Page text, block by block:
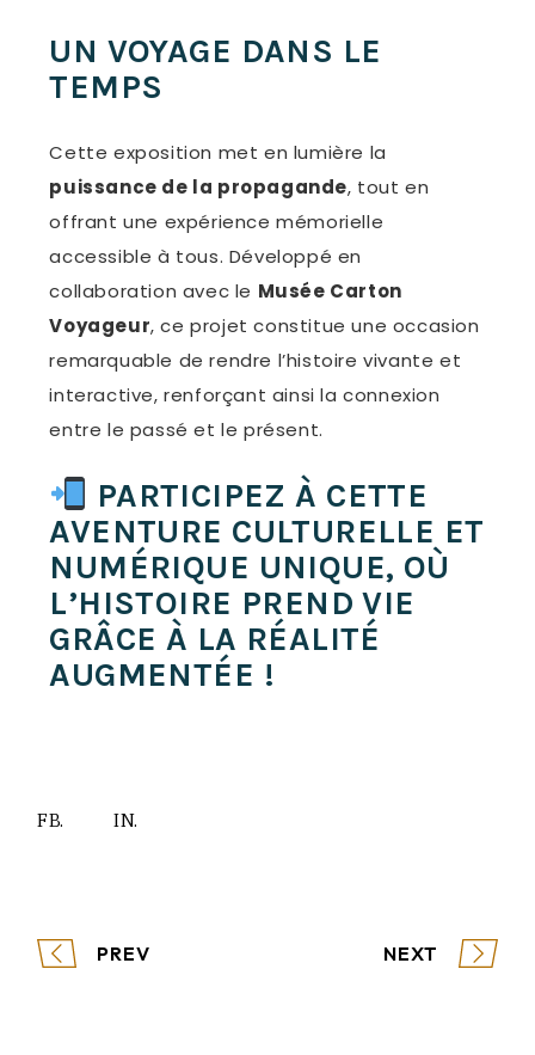
UN VOYAGE DANS LE
TEMPS
Cette exposition met en lumière la
puissance de la propagande, tout en
offrant une expérience mémorielle
accessible à tous. Développé en
collaboration avec le Musée Carton
Voyageur, ce projet constitue une occasion
remarquable de rendre l’histoire vivante et
interactive, renforçant ainsi la connexion
entre le passé et le présent.
PARTICIPEZ À CETTE
AVENTURE CULTURELLE ET
NUMÉRIQUE UNIQUE, OÙ
L’HISTOIRE PREND VIE
GRÂCE À LA RÉALITÉ
AUGMENTÉE !
FB. IN.
PREV NEXT